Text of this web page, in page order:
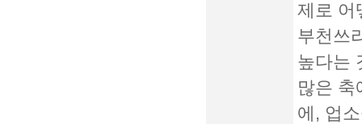
제로 어
부천쓰
높다는
많은 축
에, 업